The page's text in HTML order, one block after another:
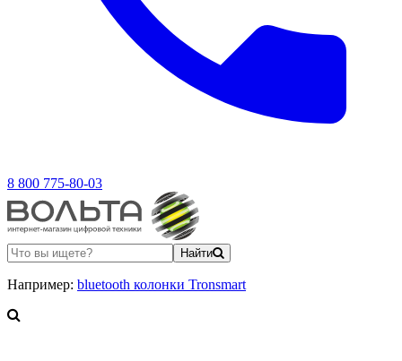
8 800 775-80-03
Найти
Например: bluetooth колонки Tronsmart